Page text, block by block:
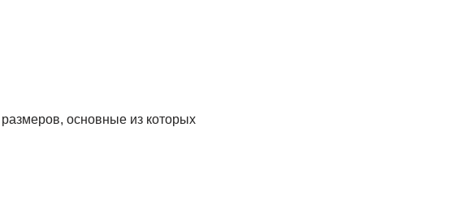
основные из которых